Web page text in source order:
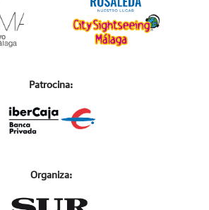
Patrocina:
Organiza: